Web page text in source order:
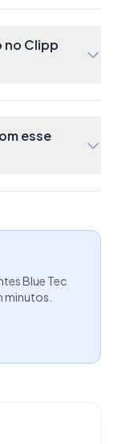
uma Tag, da
no Clipp
esse
Blue Tec